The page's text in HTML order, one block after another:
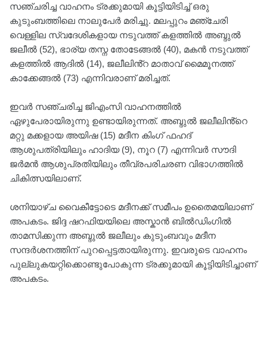
സഞ്ചരിച്ച വാഹനം ട്രക്കുമായി കൂട്ടിയിടിച്ച് ഒരു
കുടുംബത്തിലെ നാലുപേർ മരിച്ചു. മലപ്പുറം മഞ്ചേരി
വെള്ളില സ്വദേശികളായ നടുവത്ത് കളത്തിൽ അബ്ദുൽ
ജലീൽ (52), ഭാര്യ തസ്ന തോടേങ്ങൽ (40), മകൻ നടുവത്ത്
കളത്തിൽ ആദിൽ (14), ജലീലിൻ്റ മാതാവ് മൈമൂനത്ത്
കാക്കേങ്ങൽ (73) എന്നിവരാണ് മരിച്ചത്.
ഇവർ സഞ്ചരിച്ച ജിഎംസി വാഹനത്തിൽ
ഏഴുപേരായിരുന്നു ഉണ്ടായിരുന്നത്. അബ്ദുൽ ജലീലിൻ്റെ
മറ്റു മക്കളായ അയിഷ (15) മദീന കിംഗ് ഫഹദ്
ആശുപത്രിയിലും ഹാദിയ (9), നൂറ (7) എന്നിവർ സൗദി
ജർമൻ ആശുപ്രതിയിലും തീവ്രപരിചരണ വിഭാഗത്തിൽ
ചികിത്സയിലാണ്.
ശനിയാഴ്‌ച വൈകീട്ടോടെ മദീനക്ക് സമീപം ഉതൈമയിലാണ്
അപകടം. ജിദ്ദ ഷറഫിയയിലെ അസ്കാൻ ബിൽഡിംഗിൽ
താമസിക്കുന്ന അബ്ദുൽ ജലീലും കുടുംബവും മദീന
സന്ദർശനത്തിന് പുറപ്പെട്ടതായിരുന്നു. ഇവരുടെ വാഹനം
പുല്ലുകയറ്റിക്കൊണ്ടുപോകുന്ന ട്രക്കുമായി കൂട്ടിയിടിച്ചാണ്
അപകടം.